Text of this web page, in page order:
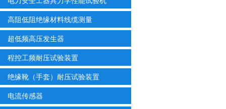
高阻低阻绝缘材料线缆测量
超低频高压发生器
程控工频耐压试验装置
绝缘靴（手套）耐压试验装置
电流传感器